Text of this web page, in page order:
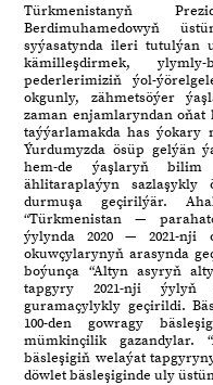
Türkmenistanyň
Berdimuhamedowyň
syýasatynda ileri tutulýan
kämilleşdirmek,
pederlerimiziň ýol-
okgunly, zähmetsöýer
zaman enjamlaryndan
taýýarlamakda has ýokary
Ýurdumyzda ösüp gelýän
hem-de ýaşlaryň
ählitaraplaýyn
durmuşa geçirilýär.
“Türkmenistan —
ýylynda 2020 — 2021-nji
okuwçylarynyň arasynda
boýunça “Altyn asyryň
tapgyry 2021-nji ýylyň
guramaçylykly geçirildi.
100-den gowragy
mümkinçilik gazandylar.
bäsleşigiň welaýat
döwlet bäsleşiginde uly